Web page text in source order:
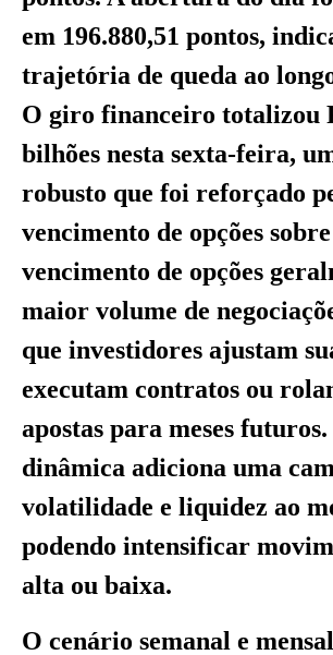
em 196.880,51 pontos,
trajetória de queda ao
O giro financeiro totalizou
bilhões nesta sexta-feira,
robusto que foi reforçado
vencimento de opções
vencimento de opções
maior volume de
que investidores ajustam
executam contratos ou
apostas para meses futuros.
dinâmica adiciona uma
volatilidade e liquidez ao
podendo intensificar
alta ou baixa.
O cenário semanal e